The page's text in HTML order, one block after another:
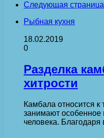
Следующая страница
Рыбная кухня
18.02.2019
0
Разделка
хитрости
Камбала относится
занимают особенное
человека.